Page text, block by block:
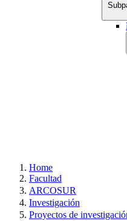
Home
Facultad
ARCOSUR
Investigación
Proyectos de